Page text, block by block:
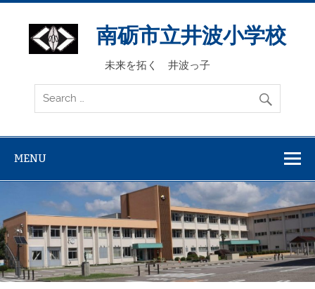
Skip
content
南砺市立井波小学校
未来を拓く 井波っ子
MENU